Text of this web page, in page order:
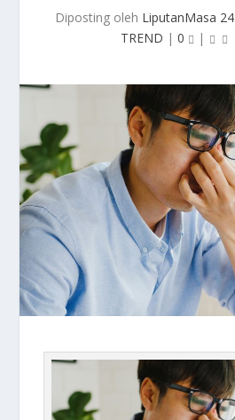
Diposting oleh LiputanMasa 24
TREND | 0 |